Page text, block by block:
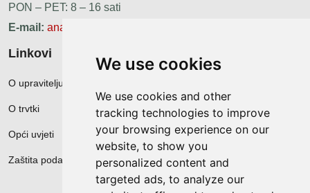
We use cookies
We use cookies and other
tracking technologies to improve
your browsing experience on our
website, to show you
personalized content and
targeted ads, to analyze our
PON – PET: 8 – 16 sati
E-mail: ana.zunec@ac-group.hr
Linkovi
O upravitelju web portala
O trvtki
Opći uvjeti
Zaštita podataka